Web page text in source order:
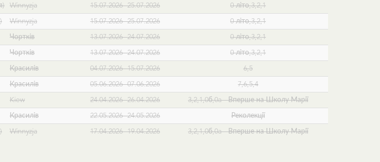
Winnyzja 15.07.2026- 25.07.2026 0 літо,3,2,1
Winnyzja 15.07.2026- 25.07.2026 0 літо,3,2,1
Чортків 13.07.2026- 24.07.2026 0 літо,3,2,1
Чортків 13.07.2026- 24.07.2026 0 літо,3,2,1
Красилів 04.07.2026- 15.07.2026 6,5
Красилів 05.06.2026- 07.06.2026 7,6,5,4
Kiew 24.04.2026- 26.04.2026 3,2,1,0б,0a - Вперше на Школу Марії
Красилів 22.05.2026- 24.05.2026 Реколекції
Winnyzja 17.04.2026- 19.04.2026 3,2,1,0б,0a - Вперше на Школу Марії